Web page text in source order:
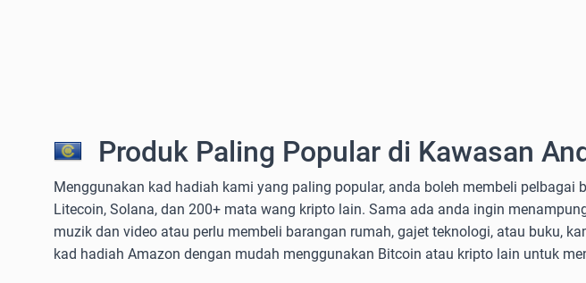
Produk Paling Popular di Kawasan
Menggunakan kad hadiah kami yang paling popular, anda boleh membeli pelbagai
Litecoin, Solana, dan 200+ mata wang kripto lain. Sama ada anda ingin
muzik dan video atau perlu membeli barangan rumah, gajet teknologi, atau buku,
kad hadiah Amazon dengan mudah menggunakan Bitcoin atau kripto lain untuk